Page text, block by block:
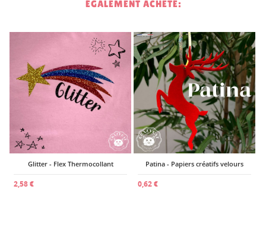
ÉGALEMENT ACHETÉ:
Glitter - Flex Thermocollant
2,58 €
Patina - Papiers créatifs velours
0,62 €